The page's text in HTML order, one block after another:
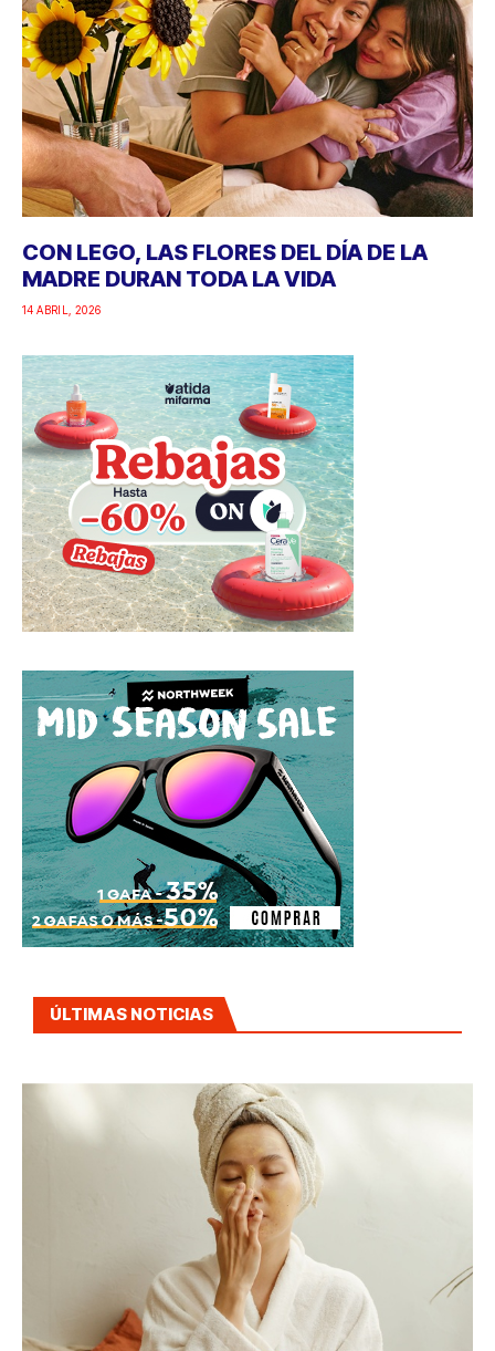
CON LEGO, LAS FLORES DEL DÍA DE LA
MADRE DURAN TODA LA VIDA
14 ABRIL, 2026
ÚLTIMAS NOTICIAS